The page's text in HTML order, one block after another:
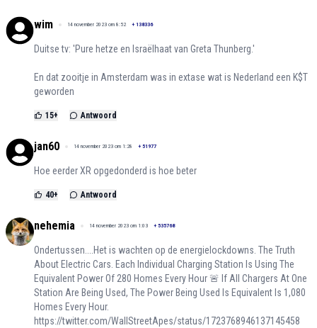
wim 14 november 2023 om 8:52 + 138336
Duitse tv: 'Pure hetze en Israëlhaat van Greta Thunberg.'
En dat zooitje in Amsterdam was in extase wat is Nederland een K$T
geworden
15+ Antwoord
jan60 14 november 2023 om 1:28 + 51977
Hoe eerder XR opgedonderd is hoe beter
40+ Antwoord
nehemia 14 november 2023 om 1:03 + 535768
Ondertussen....Het is wachten op de energielockdowns. The Truth
About Electric Cars. Each Individual Charging Station Is Using The
Equivalent Power Of 280 Homes Every Hour 🚨 If All Chargers At One
Station Are Being Used, The Power Being Used Is Equivalent Is 1,080
Homes Every Hour.
https://twitter.com/WallStreetApes/status/1723768946137145458